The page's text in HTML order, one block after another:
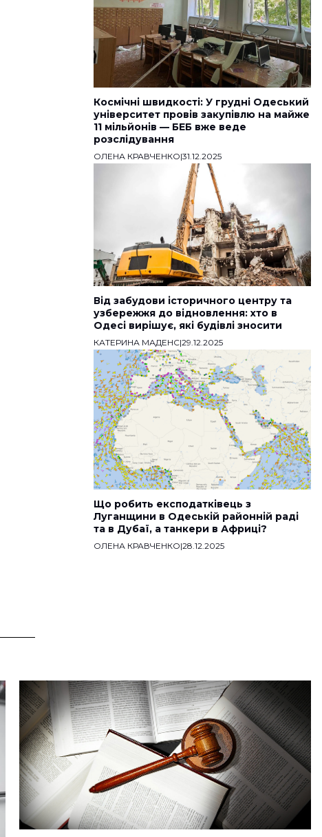
Космічні швидкості: У грудні Одеський
університет провів закупівлю на майже
11 мільйонів — БЕБ вже веде
розслідування
ОЛЕНА КРАВЧЕНКО|31.12.2025
Від забудови історичного центру та
узбережжя до відновлення: хто в
Одесі вирішує, які будівлі зносити
КАТЕРИНА МАДЕНС|29.12.2025
Що робить експодатківець з
Луганщини в Одеській районній раді
та в Дубаї, а танкери в Африці?
ОЛЕНА КРАВЧЕНКО|28.12.2025